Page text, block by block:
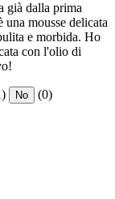
già dalla prima
una mousse delicata
e morbida. Ho
con l'olio di
No (0)